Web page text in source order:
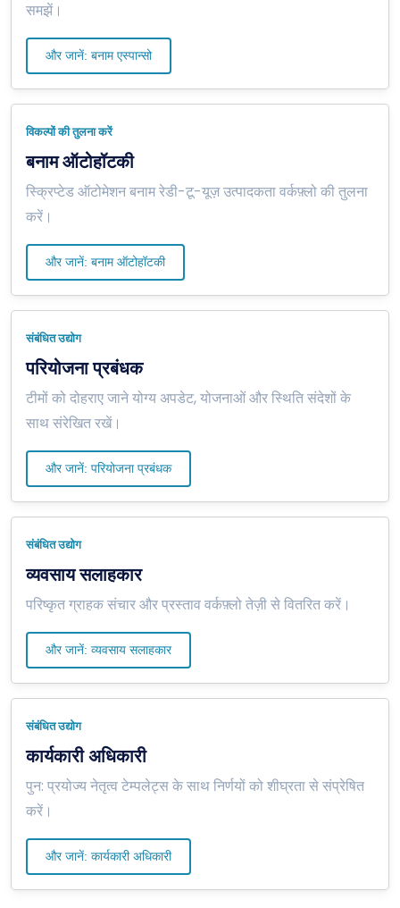
समझें।
और जानें: बनाम एस्पान्सो
विकल्पों की तुलना करें
बनाम ऑटोहॉटकी
स्क्रिप्टेड ऑटोमेशन बनाम रेडी-टू-यूज़ उत्पादकता वर्कफ़्लो की तुलना
करें।
और जानें: बनाम ऑटोहॉटकी
संबंधित उद्योग
परियोजना प्रबंधक
टीमों को दोहराए जाने योग्य अपडेट, योजनाओं और स्थिति संदेशों के
साथ संरेखित रखें।
और जानें: परियोजना प्रबंधक
संबंधित उद्योग
व्यवसाय सलाहकार
परिष्कृत ग्राहक संचार और प्रस्ताव वर्कफ़्लो तेज़ी से वितरित करें।
और जानें: व्यवसाय सलाहकार
संबंधित उद्योग
कार्यकारी अधिकारी
पुन: प्रयोज्य नेतृत्व टेम्पलेट्स के साथ निर्णयों को शीघ्रता से संप्रेषित
करें।
और जानें: कार्यकारी अधिकारी